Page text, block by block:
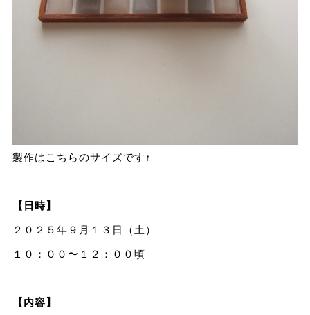
製作はこちらのサイズです↑
【日時】
２０２５年９月１３日（土）
１０：００〜１２：００頃
【内容】